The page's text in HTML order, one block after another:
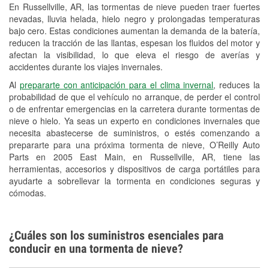
En Russellville, AR, las tormentas de nieve pueden traer fuertes
nevadas, lluvia helada, hielo negro y prolongadas temperaturas
bajo cero. Estas condiciones aumentan la demanda de la batería,
reducen la tracción de las llantas, espesan los fluidos del motor y
afectan la visibilidad, lo que eleva el riesgo de averías y
accidentes durante los viajes invernales.
Al prepararte con anticipación para el clima invernal, reduces la
probabilidad de que el vehículo no arranque, de perder el control
o de enfrentar emergencias en la carretera durante tormentas de
nieve o hielo. Ya seas un experto en condiciones invernales que
necesita abastecerse de suministros, o estés comenzando a
prepararte para una próxima tormenta de nieve, O’Reilly Auto
Parts en 2005 East Main, en Russellville, AR, tiene las
herramientas, accesorios y dispositivos de carga portátiles para
ayudarte a sobrellevar la tormenta en condiciones seguras y
cómodas.
Programa de Préstamo de
Herramientas
Mezcla de pinturas
Rectificación de tambores y discos de
freno
Mangueras hidráulicas a la medida
Snowstorm Supplies
Tornado Supplies
Conoce más
¿Cuáles son los suministros esenciales para
conducir en una tormenta de nieve?